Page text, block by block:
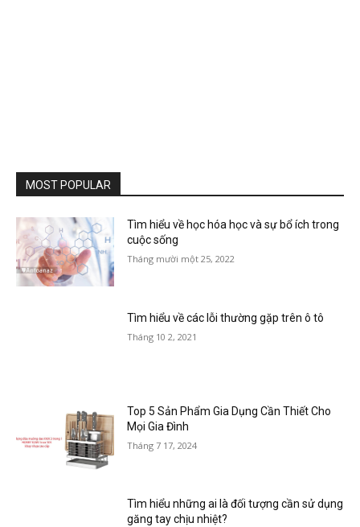
MOST POPULAR
Tìm hiểu về học hóa học và sự bổ ích trong
cuộc sống
Tháng mười một 25, 2022
Tìm hiểu về các lỗi thường gặp trên ô tô
Tháng 10 2, 2021
Top 5 Sản Phẩm Gia Dụng Cần Thiết Cho
Mọi Gia Đình
Tháng 7 17, 2024
Tìm hiểu những ai là đối tượng cần sử dụng
găng tay chịu nhiệt?